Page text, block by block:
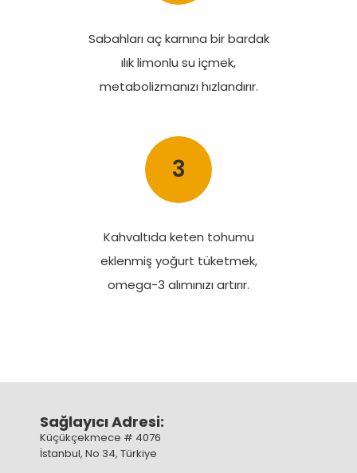
Sabahları aç karnına bir bardak
ılık limonlu su içmek,
metabolizmanızı hızlandırır.
3
Kahvaltıda keten tohumu
eklenmiş yoğurt tüketmek,
omega-3 alımınızı artırır.
Sağlayıcı Adresi:
Küçükçekmece # 4076
İstanbul, No 34, Türkiye